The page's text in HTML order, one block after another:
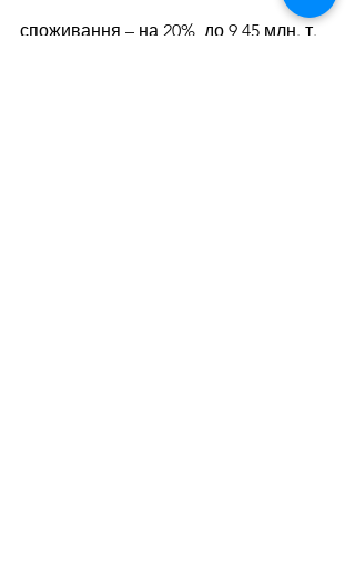
споживання – на 20%, до 9,45 млн. т.